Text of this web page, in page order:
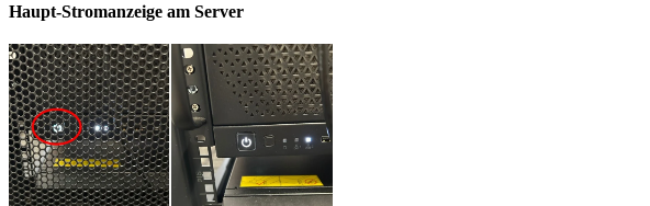
Haupt-Stromanzeige am Server